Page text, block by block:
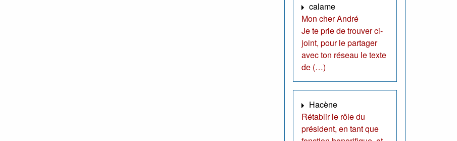
calame
Mon cher André
Je te prie de trouver ci-
joint, pour le partager
avec ton réseau le texte
de (…)
Hacène
Rétablir le rôle du
président, en tant que